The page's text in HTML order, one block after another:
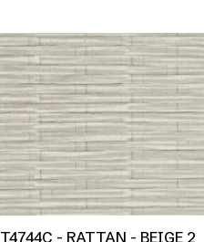
T4744C - RATTAN - BEIGE 2